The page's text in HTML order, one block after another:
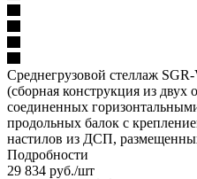
Среднегрузовой стеллаж
(сборная конструкция из двух
соединенных
продольных балок с
настилов из ДСП,
Подробности
29 834 руб./шт